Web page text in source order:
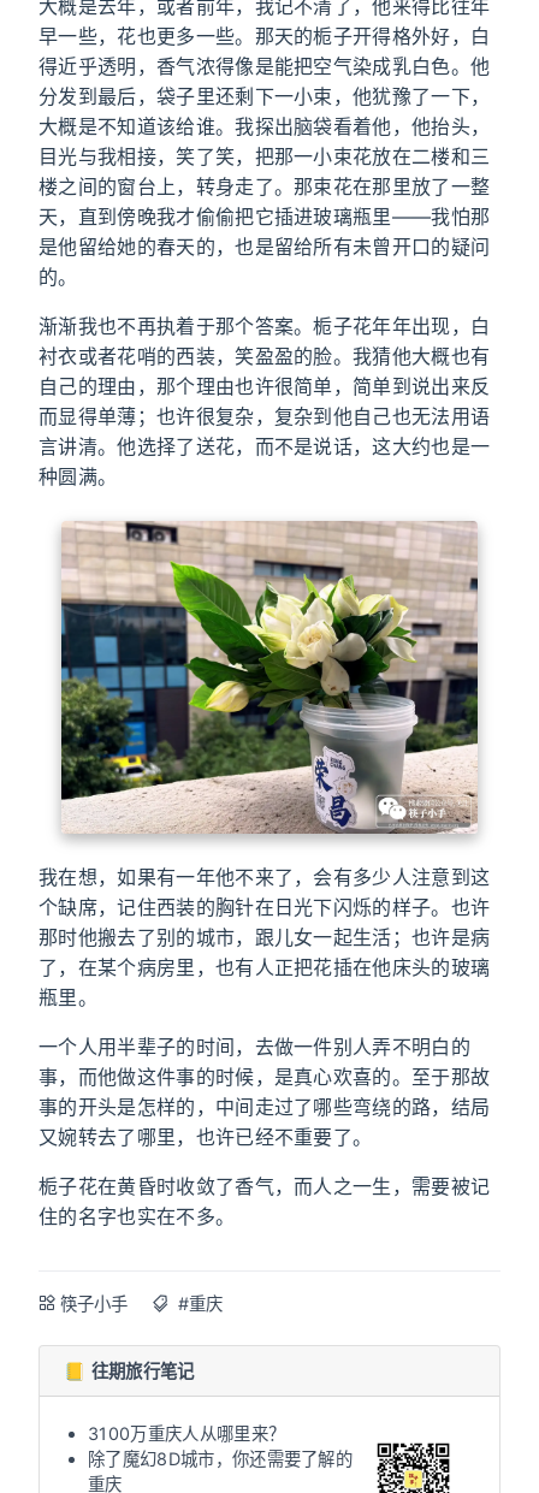
大概是去年，或者前年，我记不清了，他来得比往年
早一些，花也更多一些。那天的栀子开得格外好，白
得近乎透明，香气浓得像是能把空气染成乳白色。他
分发到最后，袋子里还剩下一小束，他犹豫了一下，
大概是不知道该给谁。我探出脑袋看着他，他抬头，
目光与我相接，笑了笑，把那一小束花放在二楼和三
楼之间的窗台上，转身走了。那束花在那里放了一整
天，直到傍晚我才偷偷把它插进玻璃瓶里——我怕那
是他留给她的春天的，也是留给所有未曾开口的疑问
的。
渐渐我也不再执着于那个答案。栀子花年年出现，白
衬衣或者花哨的西装，笑盈盈的脸。我猜他大概也有
自己的理由，那个理由也许很简单，简单到说出来反
而显得单薄；也许很复杂，复杂到他自己也无法用语
言讲清。他选择了送花，而不是说话，这大约也是一
种圆满。
我在想，如果有一年他不来了，会有多少人注意到这
个缺席，记住西装的胸针在日光下闪烁的样子。也许
那时他搬去了别的城市，跟儿女一起生活；也许是病
了，在某个病房里，也有人正把花插在他床头的玻璃
瓶里。
一个人用半辈子的时间，去做一件别人弄不明白的
事，而他做这件事的时候，是真心欢喜的。至于那故
事的开头是怎样的，中间走过了哪些弯绕的路，结局
又婉转去了哪里，也许已经不重要了。
栀子花在黄昏时收敛了香气，而人之一生，需要被记
住的名字也实在不多。
筷子小手 #重庆
📒 往期旅行笔记
3100万重庆人从哪里来？
除了魔幻8D城市，你还需要了解的
重庆